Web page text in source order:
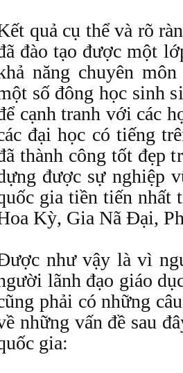
quả cụ thể và rõ
đào tạo được một
năng chuyên
số đông học sinh
cạnh tranh với các
đại học có tiếng
thành công tốt đẹp
được sự nghiệp
gia tiền tiến nhất
Kỳ, Gia Nã Đại,
như vậy là vì
lãnh đạo giáo
phải có những
những vấn đề sau
gia: